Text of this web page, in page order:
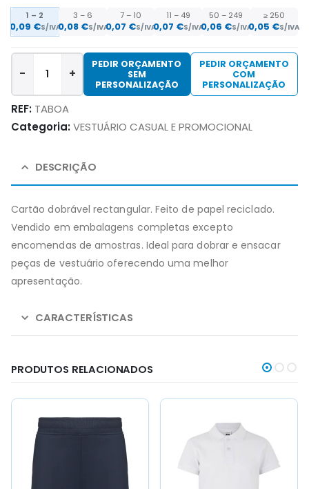
1 – 2
0,09 €S/IVA
3 – 6
0,08 €S/IVA
7 – 10
0,07 €S/IVA
11 – 49
0,07 €S/IVA
50 – 249
0,06 €S/IVA
≥ 250
0,05 €S/IVA
- +
PEDIR ORÇAMENTO
SEM
PERSONALIZAÇÃO
PEDIR ORÇAMENTO
COM
PERSONALIZAÇÃO
REF: TABOA
Categoria:VESTUÁRIO CASUAL E PROMOCIONAL
DESCRIÇÃO
Cartão dobrável rectangular. Feito de papel reciclado.
Vendido em embalagens completas excepto
encomendas de amostras. Ideal para dobrar e ensacar
peças de vestuário oferecendo uma melhor
apresentação.
CARACTERÍSTICAS
PRODUTOS RELACIONADOS
product
has
product
has
has
multiple
variants.
The
has
multiple
variants.
The